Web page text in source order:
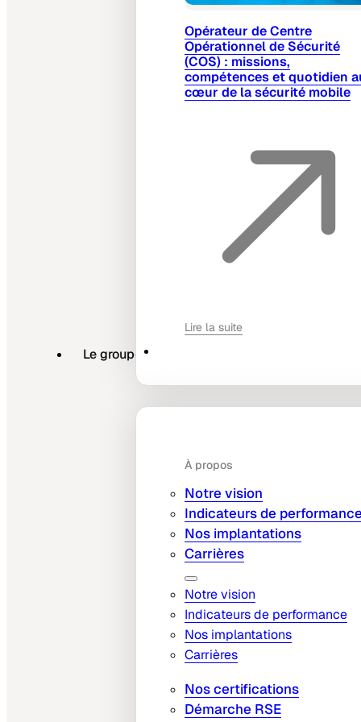
Opérateur de Centre
Opérationnel de Sécurité
(COS) : missions,
compétences et quotidien
cœur de la sécurité mobile
Lire la suite
Le groupe
À propos
Notre vision
Indicateurs de
Nos implantations
Carrières
Notre vision
Indicateurs de performance
Nos implantations
Carrières
Nos certifications
Démarche RSE